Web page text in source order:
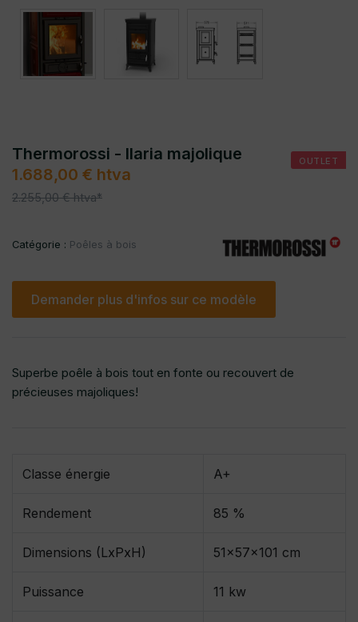
OUTLET
Thermorossi - Ilaria majolique
1.688,00 € htva
2.255,00 € htva*
Catégorie : Poêles à bois
Demander plus d'infos sur ce modèle
Superbe poêle à bois tout en fonte ou recouvert de
précieuses majoliques!
Classe énergie A+
Rendement 85 %
Dimensions (LxPxH) 51x57x101 cm
Puissance 11 kw